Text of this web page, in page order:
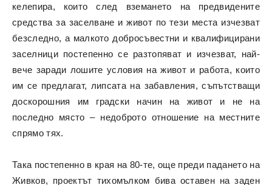
келепира, които след вземането на предвидените
средства за заселване и живот по тези места изчезват
безследно, а малкото добросъвестни и квалифицирани
заселници постепенно се разтопяват и изчезват, най-
вече заради лошите условия на живот и работа, които
им се предлагат, липсата на забавления, съпътстващи
доскорошния им градски начин на живот и не на
последно място – недоброто отношение на местните
спрямо тях.
Така постепенно в края на 80-те, още преди падането на
Живков, проектът тихомълком бива оставен на заден